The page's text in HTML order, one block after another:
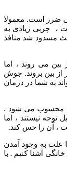
ضرر است. معمولا
، چربی زیادی به
مسدود شد منافذ
می روند ، اما
بین بروند. جوش
به شما در درمان
محسوب می شود .
نیستند ، اما
، آن را حس کند.
علت به وجود آمدن
آشنا کنیم . با